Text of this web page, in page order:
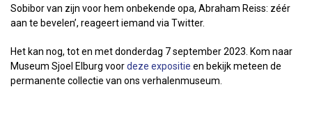
Sobibor van zijn voor hem onbekende opa, Abraham Reiss: zéér
aan te bevelen’, reageert iemand via Twitter.
Het kan nog, tot en met donderdag 7 september 2023. Kom naar
Museum Sjoel Elburg voordeze expositie en bekijk meteen de
permanente collectie van ons verhalenmuseum.